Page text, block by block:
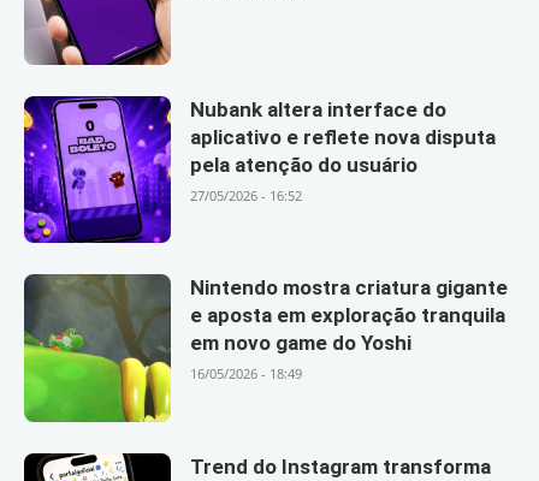
Nubank altera interface do
aplicativo e reflete nova disputa
pela atenção do usuário
27/05/2026 - 16:52
Nintendo mostra criatura gigante
e aposta em exploração tranquila
em novo game do Yoshi
16/05/2026 - 18:49
Trend do Instagram transforma